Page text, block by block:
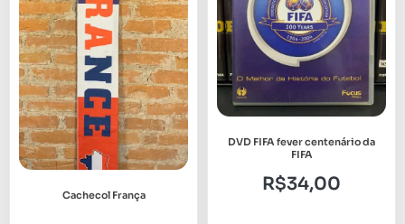
Cachecol França
DVD FIFA fever centenário da
FIFA
R$34,00